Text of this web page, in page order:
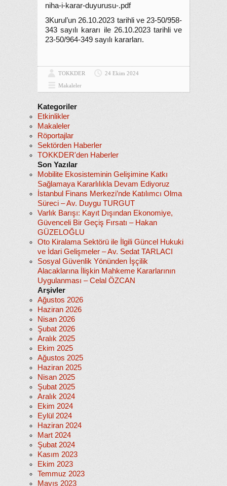
niha-i-karar-duyurusu-.pdf
3Kurul’un 26.10.2023 tarihli ve 23-50/958-
343 sayılı kararı ile 26.10.2023 tarihli ve
23-50/964-349 sayılı kararları.
TOKKDER
24 Ekim 2024
Makaleler
Kategoriler
Etkinlikler
Makaleler
Röportajlar
Sektörden Haberler
TOKKDER'den Haberler
Son Yazılar
Mobilite Ekosisteminin Gelişimine Katkı
Sağlamaya Kararlılıkla Devam Ediyoruz
İstanbul Finans Merkezi’nde Katılımcı Olma
Süreci – Av. Duygu TURGUT
Varlık Barışı: Kayıt Dışından Ekonomiye,
Güvenceli Bir Geçiş Fırsatı – Hakan
GÜZELOĞLU
Oto Kiralama Sektörü ile İlgili Güncel Hukuki
ve İdari Gelişmeler – Av. Sedat TARLACI
Sosyal Güvenlik Yönünden İşçilik
Alacaklarına İlişkin Mahkeme Kararlarının
Uygulanması – Celal ÖZCAN
Arşivler
Ağustos 2026
Haziran 2026
Nisan 2026
Şubat 2026
Aralık 2025
Ekim 2025
Ağustos 2025
Haziran 2025
Nisan 2025
Şubat 2025
Aralık 2024
Ekim 2024
Eylül 2024
Haziran 2024
Mart 2024
Şubat 2024
Kasım 2023
Ekim 2023
Temmuz 2023
Mayıs 2023